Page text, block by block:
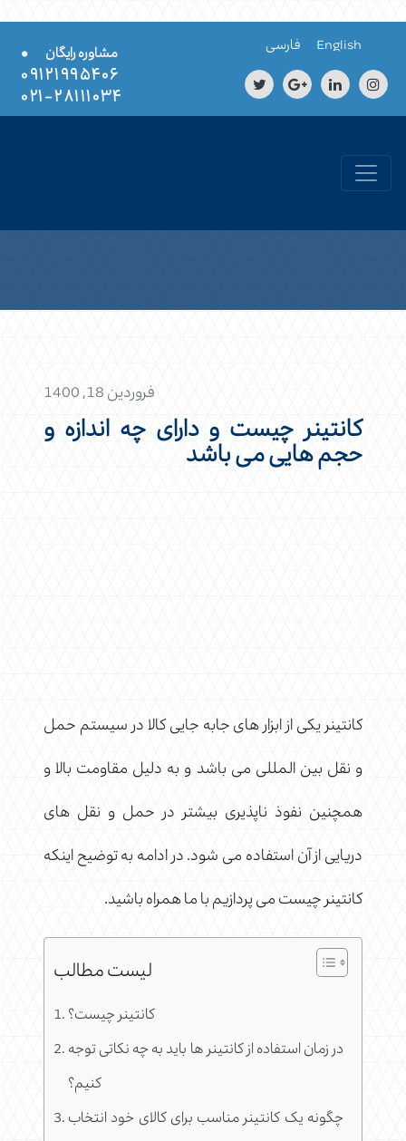
English فارسی مشاوره رایگان
•
۰۹۱۲۱۹۹۵۴۰۶
۲۸۱۱۱۰۳۴-۰۲۱
فروردین 18, 1400
کانتینر چیست و دارای چه اندازه و
حجم هایی می باشد
کانتینر یکی از ابزار های جابه جایی کالا در سیستم حمل
و نقل بین المللی می باشد و به دلیل مقاومت بالا و
همچنین نفوذ ناپذیری بیشتر در حمل و نقل های
دریایی از آن استفاده می شود. در ادامه به توضیح اینکه
کانتینر چیست می پردازیم با ما همراه باشید.
لیست مطالب
کانتینر چیست؟
در زمان استفاده از کانتینر ها باید به چه نکاتی توجه
کنیم؟
چگونه یک کانتینر مناسب برای کالای خود انتخاب